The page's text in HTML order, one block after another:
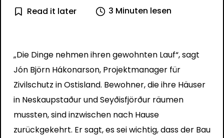
Read it later 3 Minuten lesen
„Die Dinge nehmen ihren gewohnten Lauf“, sagt
Jón Björn Hákonarson, Projektmanager für
Zivilschutz in Ostisland. Bewohner, die ihre Häuser
in Neskaupstaður und Seyðisfjörður räumen
mussten, sind inzwischen nach Hause
zurückgekehrt. Er sagt, es sei wichtig, dass der Bau